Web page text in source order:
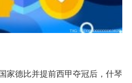
家德比并提前西甲夺冠后，什琴